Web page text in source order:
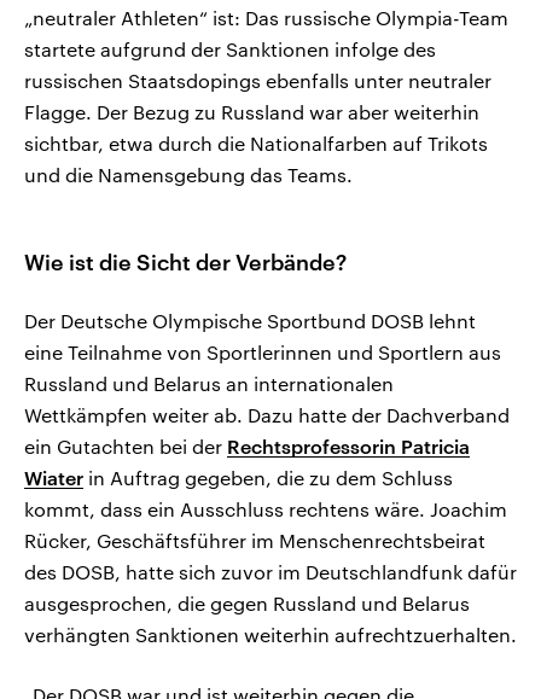
„neutraler Athleten“ ist: Das russische Olympia-Team
startete aufgrund der Sanktionen infolge des
russischen Staatsdopings ebenfalls unter neutraler
Flagge. Der Bezug zu Russland war aber weiterhin
sichtbar, etwa durch die Nationalfarben auf Trikots
und die Namensgebung das Teams.
Wie ist die Sicht der Verbände?
Der Deutsche Olympische Sportbund DOSB lehnt
eine Teilnahme von Sportlerinnen und Sportlern aus
Russland und Belarus an internationalen
Wettkämpfen weiter ab. Dazu hatte der Dachverband
ein Gutachten bei der Rechtsprofessorin Patricia
Wiater in Auftrag gegeben, die zu dem Schluss
kommt, dass ein Ausschluss rechtens wäre. Joachim
Rücker, Geschäftsführer im Menschenrechtsbeirat
des DOSB, hatte sich zuvor im Deutschlandfunk dafür
ausgesprochen, die gegen Russland und Belarus
verhängten Sanktionen weiterhin aufrechtzuerhalten.